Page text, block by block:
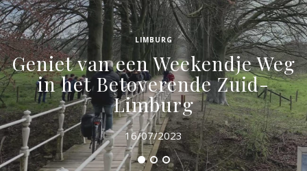
LIMBURG
Geniet van een Weekendje Weg
in het Betoverende Zuid-
Limburg
16/07/2023